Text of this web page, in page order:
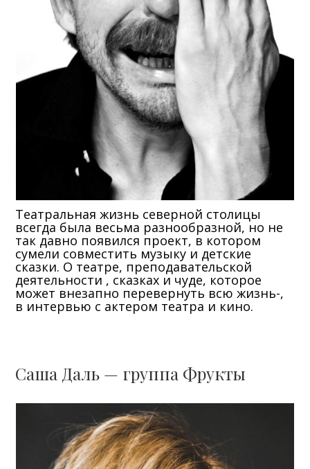
Театральная жизнь северной столицы
всегда была весьма разнообразной, но не
так давно появился проект, в котором
сумели совместить музыку и детские
сказки. О театре, преподавательской
деятельности , сказках и чуде, которое
может внезапно перевернуть всю жизнь-,
в интервью с актером театра и кино.
Саша Даль — группа Фрукты